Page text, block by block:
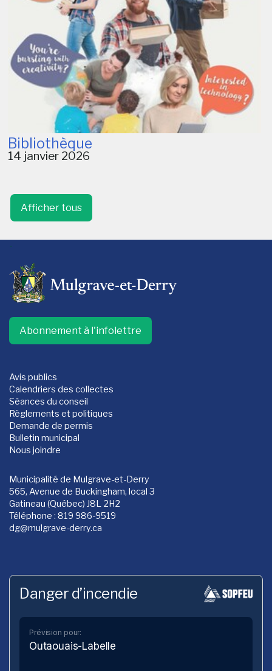
Bibliothèque
14 janvier 2026
Afficher tous
-
Abonnement à l'infolettre
Avis publics
Calendriers des collectes
Séances du conseil
Règlements et politiques
Demande de permis
Bulletin municipal
Nous joindre
Municipalité de Mulgrave-et-Derry
565, Avenue de Buckingham, local 3
Gatineau (Québec) J8L 2H2
Téléphone : 819 986-9519
dg@mulgrave-derry.ca
Danger d’incendie
Prévision pour:
Outaouais-Labelle